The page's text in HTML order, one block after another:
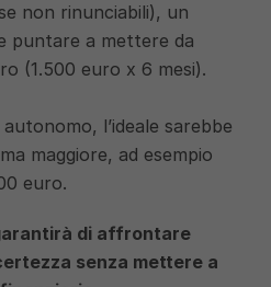
non rinunciabili), un
puntare a mettere da
(1.500 euro x 6 mesi).
l’ideale sarebbe
maggiore, ad esempio
euro.
di affrontare
senza mettere a